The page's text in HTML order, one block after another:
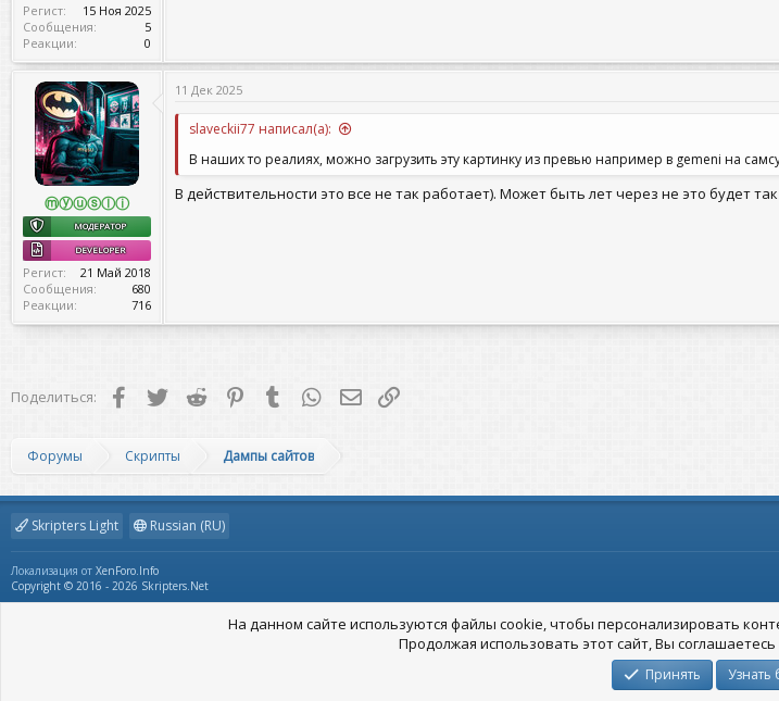
Регист
15 Ноя 2025
Сообщения
5
Реакции
0
ⓜⓨⓤⓢⓛⓘ
МОДЕРАТОР
DEVELOPER
Регист
21 Май 2018
Сообщения
680
Реакции
716
11 Дек 2025
slaveckii77 написал(а):
В наших то реалиях, можно загрузить эту картинку из превью например в gemeni на
В действительности это все не так работает). Может быть лет через не это будет
Поделиться: Facebook
Twitter Reddit PinterestTumblr WhatsAppЭлектронная почта
Форумы Скрипты Дампы сайтов
Skripters Light Russian (RU)
Локализация от XenForo.Info
Copyright © 2016 - 2026 Skripters.Net
На данном сайте используются файлы cookie, чтобы персонализировать
Продолжая использовать этот сайт, Вы
Принять